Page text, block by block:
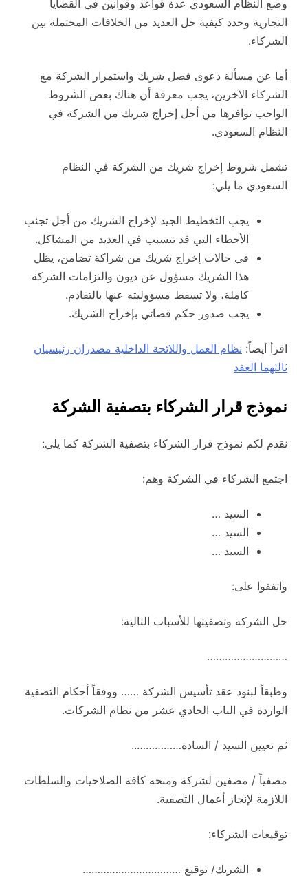
وضع النظام السعودي عدة قواعد وقوانين في القضايا
التجارية وحدد كيفية حل العديد من الخلافات المحتملة بين
الشركاء.
أما عن مسألة دعوى فصل شريك واستمرار الشركة مع
الشركاء الآخرين، يجب معرفة أن هناك بعض الشروط
الواجب توافرها من أجل إخراج شريك من الشركة في
النظام السعودي.
تشمل شروط إخراج شريك من الشركة في النظام
السعودي ما يلي:
يجب التخطيط الجيد لإخراج الشريك من أجل تجنب
الأخطاء التي قد تتسبب في العديد من المشاكل.
في حالات إخراج شريك من شراكة تضامن، يظل
هذا الشريك مسؤول عن ديون والتزامات الشركة
كاملة، ولا تسقط مسؤوليته عنها بالتقادم.
يجب صدور حكم قضائي بإخراج الشريك.
اقرأ أيضاً: نظام العمل واللائحة الداخلية مصدران رئيسيان
ثالثهما العقد
نموذج قرار الشركاء بتصفية الشركة
نقدم لكم نموذج قرار الشركاء بتصفية الشركة كما يلي:
اجتمع الشركاء في الشركة وهم:
السيد …
السيد …
السيد …
واتفقوا على:
حل الشركة وتصفيتها للأسباب التالية:
………………………
وطبقاً لبنود عقد تأسيس الشركة …… ووفقاً أحكام التصفية
الواردة في الباب الحادي عشر من نظام الشركات.
ثم تعيين السيد / السادة……………..
مصفياً / مصفين لشركة ومنحه كافة الصلاحيات والسلطات
اللازمة لإنجاز أعمال التصفية.
توقيعات الشركاء:
الشريك/ توقيع ……………………………